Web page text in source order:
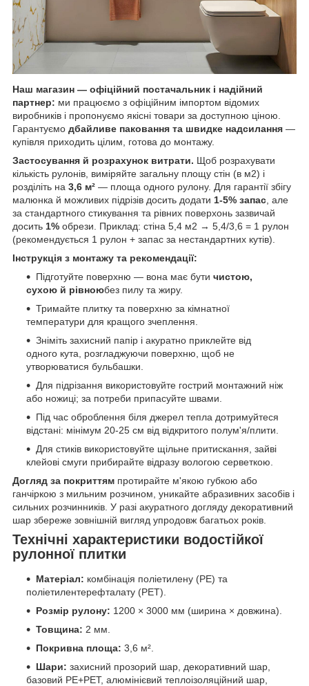
Наш магазин — офіційний постачальник і надійний
партнер: ми працюємо з офіційним імпортом відомих
виробників і пропонуємо якісні товари за доступною ціною.
Гарантуємо дбайливе паковання та швидке надсилання —
купівля приходить цілим, готова до монтажу.
Застосування й розрахунок витрати. Щоб розрахувати
кількість рулонів, виміряйте загальну площу стін (в м2) і
розділіть на 3,6 м² — площа одного рулону. Для гарантії збігу
малюнка й можливих підрізів досить додати 1-5% запас , але
за стандартного стикування та рівних поверхонь зазвичай
досить 1% обрези. Приклад: стіна 5,4 м2 → 5,4/3,6 = 1 рулон
(рекомендується 1 рулон + запас за нестандартних кутів).
Інструкція з монтажу та рекомендації:
Підготуйте поверхню — вона має бути чистою,
сухою й рівноюбез пилу та жиру.
Тримайте плитку та поверхню за кімнатної
температури для кращого зчеплення.
Зніміть захисний папір і акуратно приклейте від
одного кута, розгладжуючи поверхню, щоб не
утворюватися бульбашки.
Для підрізання використовуйте гострий монтажний ніж
або ножиці; за потреби припасуйте швами.
Під час оброблення біля джерел тепла дотримуйтеся
відстані: мінімум 20-25 см від відкритого полум'я/плити.
Для стиків використовуйте щільне притискання, зайві
клейові смуги прибирайте відразу вологою серветкою.
Догляд за покриттям протирайте м'якою губкою або
ганчіркою з мильним розчином, уникайте абразивних засобів і
сильних розчинників. У разі акуратного догляду декоративний
шар збереже зовнішній вигляд упродовж багатьох років.
Технічні характеристики водостійкої
рулонної плитки
Матеріал: комбінація поліетилену (PE) та
поліетилентерефталату (PET).
Розмір рулону: 1200 × 3000 мм (ширина × довжина).
Товщина: 2 мм.
Покривна площа: 3,6 м².
Шари: захисний прозорий шар, декоративний шар,
базовий PE+PET, алюмінієвий теплоізоляційний шар,